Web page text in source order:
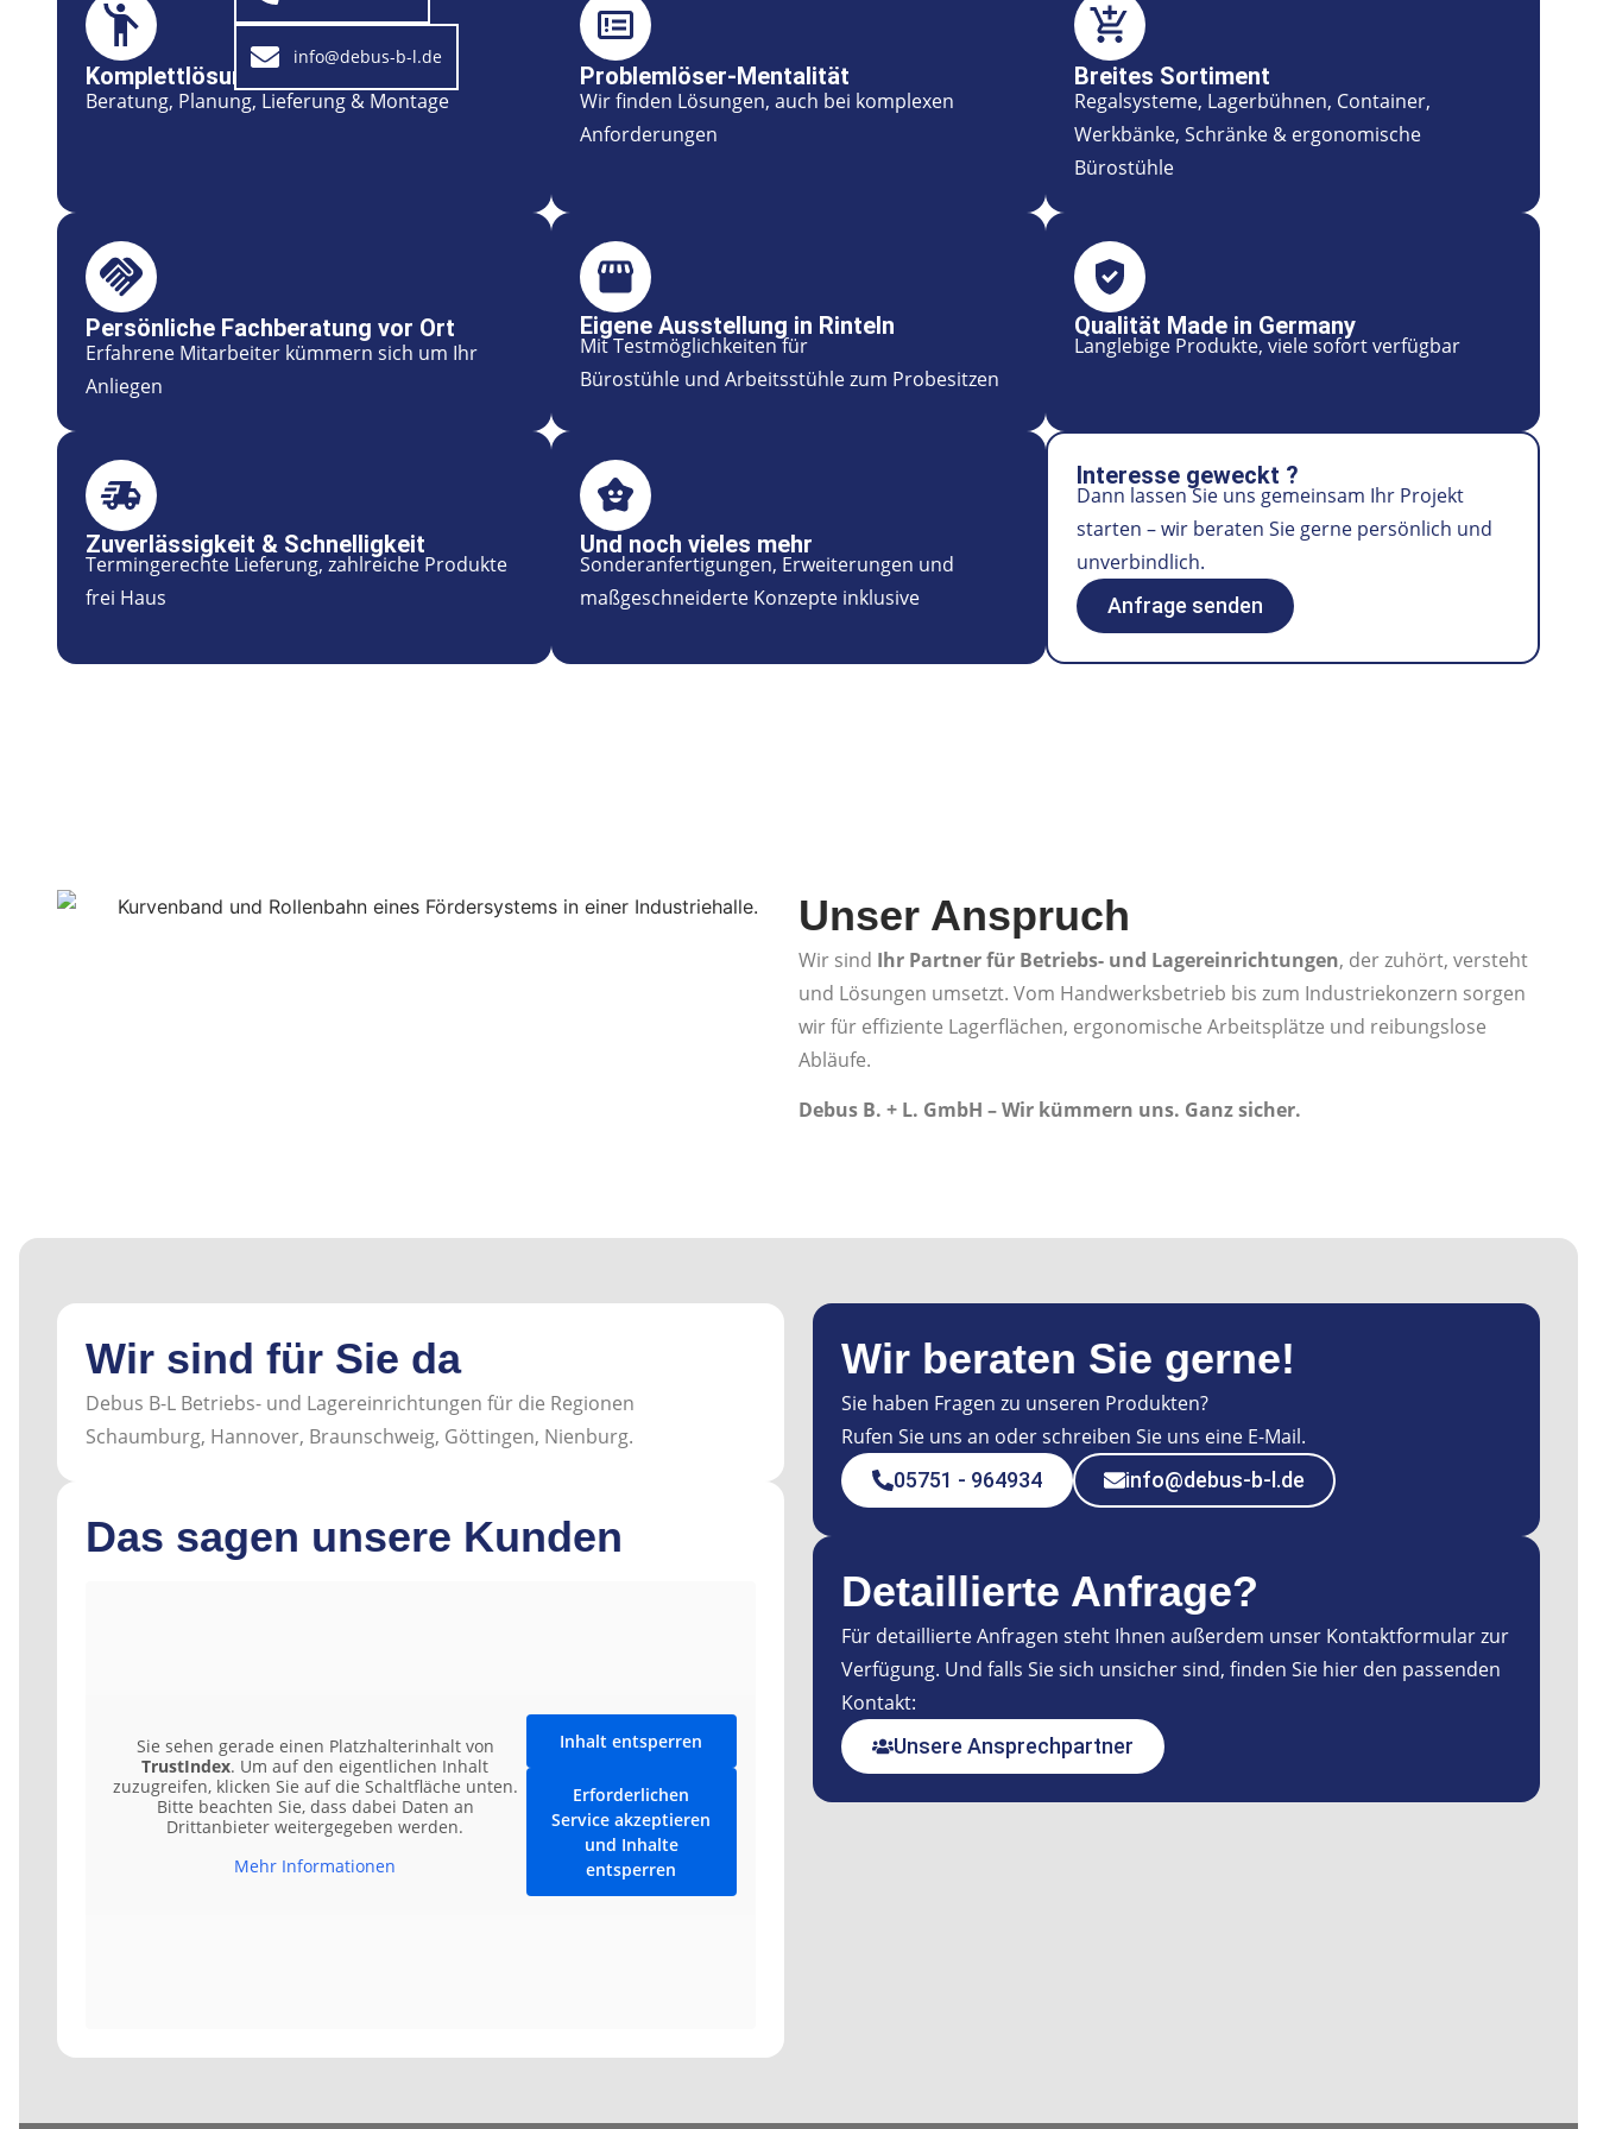
Komplettlösungen aus einer Hand
Beratung, Planung, Lieferung & Montage
Problemlöser-Mentalität
Wir finden Lösungen, auch bei komplexen
Anforderungen
Breites Sortiment
Regalsysteme, Lagerbühnen, Container,
Werkbänke, Schränke & ergonomische
Bürostühle
Persönliche Fachberatung vor Ort
Erfahrene Mitarbeiter kümmern sich um Ihr
Anliegen
Eigene Ausstellung in Rinteln
Mit Testmöglichkeiten für
Bürostühle und Arbeitsstühle zum Probesitzen
Qualität Made in Germany
Langlebige Produkte, viele sofort verfügbar
Zuverlässigkeit & Schnelligkeit
Termingerechte Lieferung, zahlreiche Produkte
frei Haus
Und noch vieles mehr
Sonderanfertigungen, Erweiterungen und
maßgeschneiderte Konzepte inklusive
Interesse geweckt ?
Dann lassen Sie uns gemeinsam Ihr Projekt
starten – wir beraten Sie gerne persönlich und
unverbindlich.
Anfrage senden
Unser Anspruch
Wir sind Ihr Partner für Betriebs- und Lagereinrichtungen, der zuhört, versteht
und Lösungen umsetzt. Vom Handwerksbetrieb bis zum Industriekonzern sorgen
wir für effiziente Lagerflächen, ergonomische Arbeitsplätze und reibungslose
Abläufe.
Debus B. + L. GmbH – Wir kümmern uns. Ganz sicher.
Wir sind für Sie da
Debus B-L Betriebs- und Lagereinrichtungen für die Regionen
Schaumburg, Hannover, Braunschweig, Göttingen, Nienburg.
Das sagen unsere Kunden
Sie sehen gerade einen Platzhalterinhalt von
TrustIndex. Um auf den eigentlichen Inhalt
zuzugreifen, klicken Sie auf die Schaltfläche unten.
Bitte beachten Sie, dass dabei Daten an
Drittanbieter weitergegeben werden.
Mehr Informationen
Inhalt entsperren
Erforderlichen
Service akzeptieren
und Inhalte
entsperren
Wir beraten Sie gerne!
Sie haben Fragen zu unseren Produkten?
Rufen Sie uns an oder schreiben Sie uns eine E-Mail.
05751 - 964934 info@debus-b-l.de
Detaillierte Anfrage?
Für detaillierte Anfragen steht Ihnen außerdem unser Kontaktformular zur
Verfügung. Und falls Sie sich unsicher sind, finden Sie hier den passenden
Kontakt:
Unsere Ansprechpartner
info@debus-b-l.de